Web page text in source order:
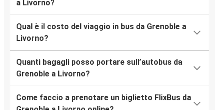
a Livorno?
Qual è il costo del viaggio in bus da Grenoble a
Livorno?
Quanti bagagli posso portare sull’autobus da
Grenoble a Livorno?
Come faccio a prenotare un biglietto FlixBus da